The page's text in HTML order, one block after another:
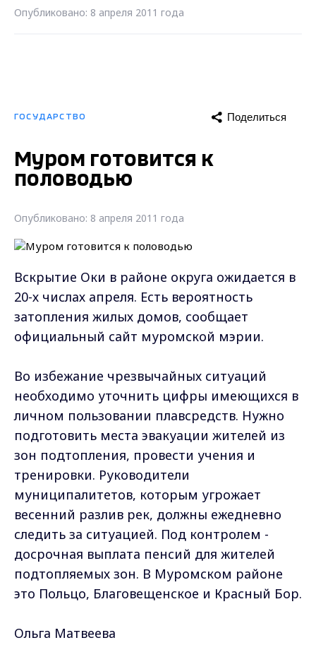
Опубликовано: 8 апреля 2011 года
ГОСУДАРСТВО Поделиться
Муром готовится к
половодью
Опубликовано: 8 апреля 2011 года
Вскрытие Оки в районе округа ожидается в
20-х числах апреля. Есть вероятность
затопления жилых домов, сообщает
официальный сайт муромской мэрии.
Во избежание чрезвычайных ситуаций
необходимо уточнить цифры имеющихся в
личном пользовании плавсредств. Нужно
подготовить места эвакуации жителей из
зон подтопления, провести учения и
тренировки. Руководители
муниципалитетов, которым угрожает
весенний разлив рек, должны ежедневно
следить за ситуацией. Под контролем -
досрочная выплата пенсий для жителей
подтопляемых зон. В Муромском районе
это Польцо, Благовещенское и Красный Бор.
Ольга Матвеева